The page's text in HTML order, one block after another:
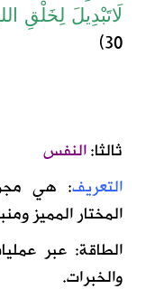
لَاتَبْدِيلَ لِخَلْقِ
30)
ثالثا:النفس
التعريف: هي
المختار المميز
الطاقة: عبر
والخبرات.